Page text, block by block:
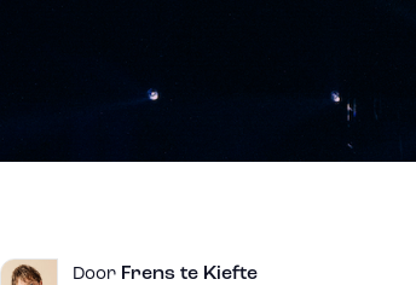
Door Frens te Kiefte